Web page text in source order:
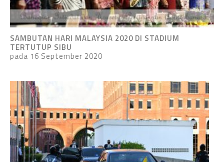
SAMBUTAN HARI MALAYSIA 2020 DI STADIUM
TERTUTUP SIBU
pada 16 September 2020